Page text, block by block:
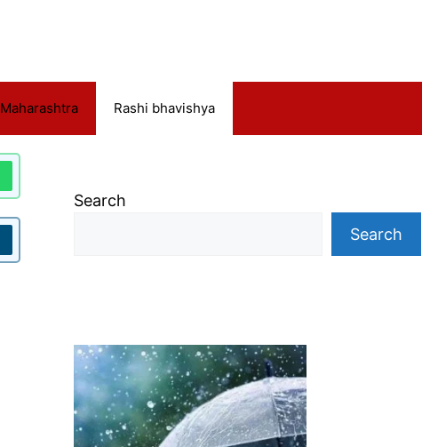
Maharashtra Rashi bhavishya
Search
Search